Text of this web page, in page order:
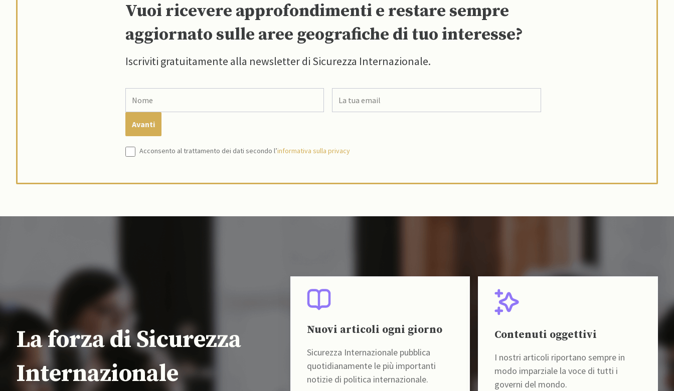
Vuoi ricevere approfondimenti e restare sempre
aggiornato sulle aree geografiche di tuo interesse?
Iscriviti gratuitamente alla newsletter di Sicurezza Internazionale.
Acconsento al trattamento dei dati secondo l’informativa sulla privacy
La forza di Sicurezza
Internazionale
Nuovi articoli ogni giorno
Sicurezza Internazionale pubblica
quotidianamente le più importanti
notizie di politica internazionale.
Contenuti oggettivi
I nostri articoli riportano sempre in
modo imparziale la voce di tutti i
governi del mondo.